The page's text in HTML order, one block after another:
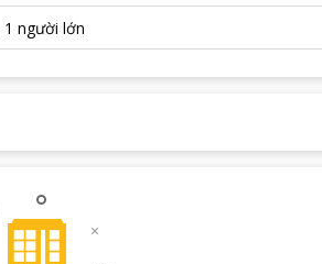
1 người lớn